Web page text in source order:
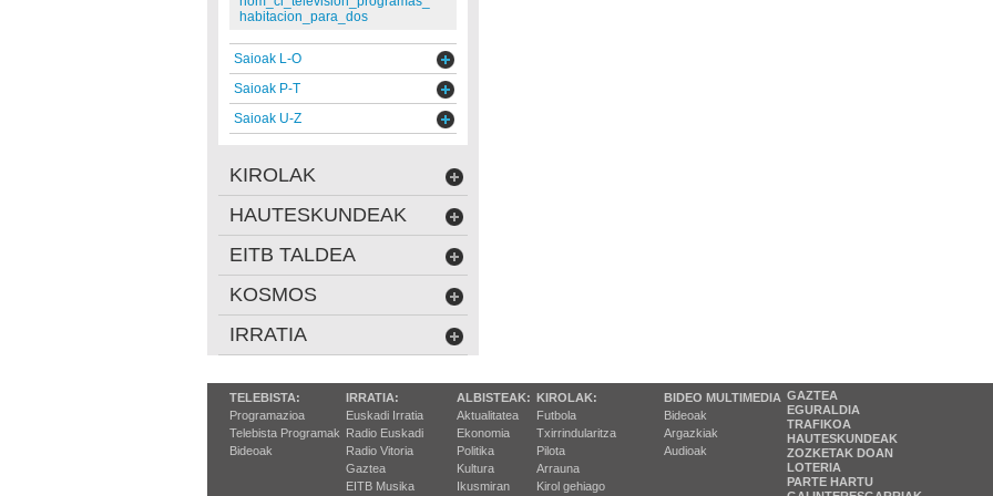
habitacion_para_dos
Saioak L-O
Saioak P-T
Saioak U-Z
KIROLAK
HAUTESKUNDEAK
EITB TALDEA
KOSMOS
IRRATIA
TELEBISTA:
Programazioa
Telebista Programak
Bideoak
IRRATIA:
Euskadi Irratia
Radio Euskadi
Radio Vitoria
Gaztea
EITB Musika
ALBISTEAK:
Aktualitatea
Ekonomia
Politika
Kultura
Ikusmiran
KIROLAK:
Futbola
Txirrindularitza
Pilota
Arrauna
Kirol gehiago
BIDEO MULTIMEDIA
Bideoak
Argazkiak
Audioak
GAZTEA
EGURALDIA
TRAFIKOA
HAUTESKUNDEAK
ZOZKETAK DOAN
LOTERIA
PARTE HARTU